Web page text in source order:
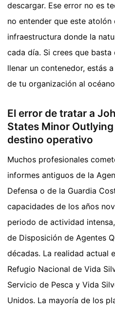
descargar. Ese error no es
no entender que este
infraestructura donde la
cada día. Si crees que
llenar un contenedor, estás
de tu organización al
El error de tratar a
States Minor
destino operativo
Muchos profesionales
informes antiguos de la
Defensa o de la Guardia
capacidades de los años
periodo de actividad
de Disposición de Agentes
décadas. La realidad actual
Refugio Nacional de Vida
Servicio de Pesca y Vida
Unidos. La mayoría de los